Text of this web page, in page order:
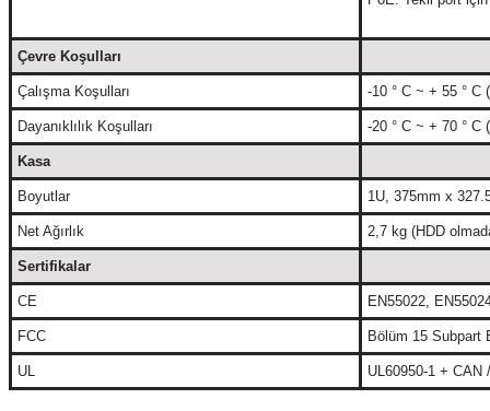
Çevre Koşulları
Çalışma Koşulları -10 ° C ~ + 55 ° C
Dayanıklılık Koşulları -20 ° C ~ + 70 ° C
Kasa
Boyutlar 1U, 375mm x
Net Ağırlık 2,7 kg (HDD
Sertifikalar
CE EN55022,
FCC Bölüm 15 Subpart
UL UL60950-1 + CAN